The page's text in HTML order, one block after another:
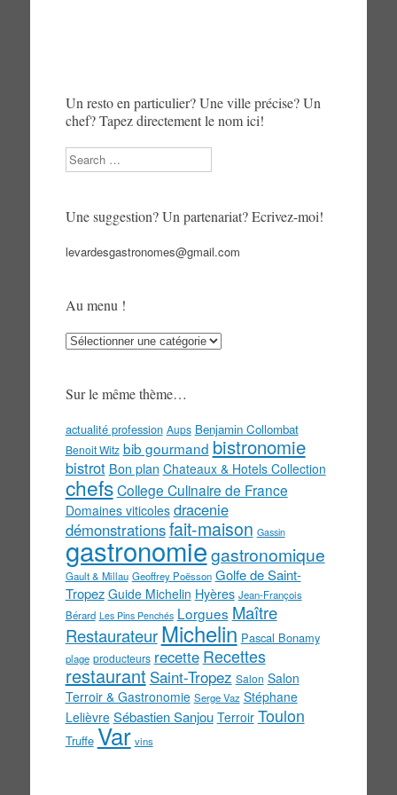
Un resto en particulier? Une ville précise? Un
chef? Tapez directement le nom ici!
Search
Une suggestion? Un partenariat? Ecrivez-moi!
levardesgastronomes@gmail.com
Au menu !
Au
Sur le même thème…
actualité profession Aups Benjamin Collombat
Benoit Witz bib gourmand bistronomie
bistrot Bon plan Chateaux & Hotels Collection
chefs College Culinaire de France
Domaines viticoles dracenie
démonstrationsfait-maison Gassin
gastronomiegastronomique
Gault & Millau Geoffrey Poësson Golfe de Saint-
Tropez Guide Michelin Hyères Jean-François
Bérard Les Pins Penchés Lorgues Maître
Restaurateur Michelin Pascal Bonamy
plage producteurs recette Recettes
restaurant Saint-Tropez Salon Salon
Terroir & Gastronomie Serge Vaz Stéphane
Lelièvre Sébastien Sanjou Terroir Toulon
Truffe Var vins